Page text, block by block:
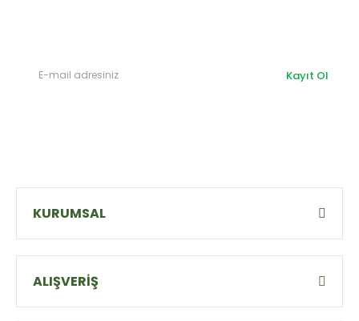
Kayıt Ol
KURUMSAL
ALIŞVERİŞ